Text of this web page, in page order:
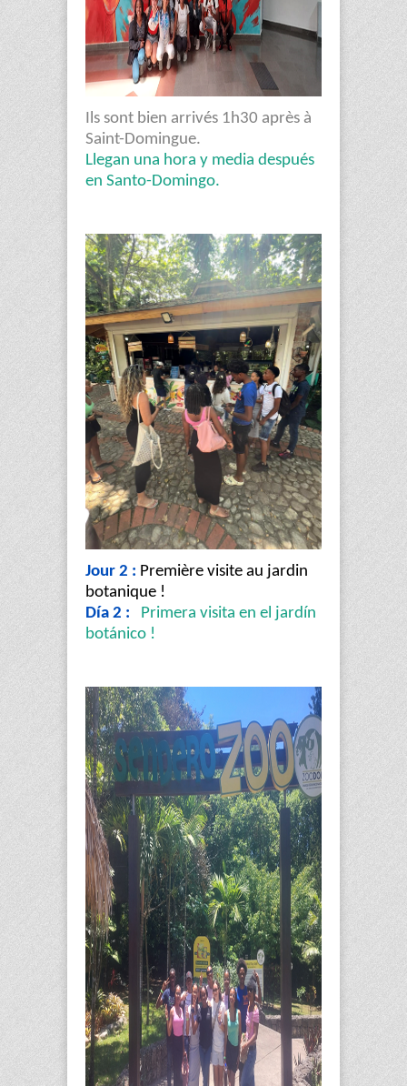
Ils sont bien arrivés 1h30 après à
Saint-Domingue.
Llegan una hora y media después
en Santo-Domingo.
Jour 2 : Première visite au jardin
botanique !
Día 2 :
Primera visita en el jardín
botánico !